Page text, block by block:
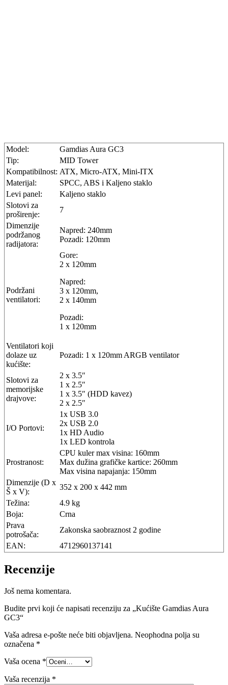
Model:
Gamdias Aura GC3
Tip:
MID Tower
Kompatibilnost: ATX, Micro-ATX, Mini-ITX
Materijal:
SPCC, ABS i Kaljeno staklo
Levi panel:
Kaljeno staklo
Slotovi za
proširenje:
7
Dimenzije
podržanog
radijatora:
Napred: 240mm
Pozadi: 120mm
Podržani
ventilatori:
Gore:
2 x 120mm
Napred:
3 x 120mm,
2 x 140mm
Pozadi:
1 x 120mm
Ventilatori koji
dolaze uz
kućište:
Pozadi: 1 x 120mm ARGB ventilator
Slotovi za
memorijske
drajvove:
2 x 3.5″
1 x 2.5″
1 x 3.5″ (HDD kavez)
2 x 2.5″
I/O Portovi:
1x USB 3.0
2x USB 2.0
1x HD Audio
1x LED kontrola
Prostranost:
CPU kuler max visina: 160mm
Max dužina grafičke kartice: 260mm
Max visina napajanja: 150mm
Dimenzije (D x
Š x V):
352 x 200 x 442 mm
Težina:
4.9 kg
Boja:
Crna
Prava
potrošača:
Zakonska saobraznost 2 godine
EAN:
4712960137141
Recenzije
Još nema komentara.
Budite prvi koji će napisati recenziju za „Kućište Gamdias Aura
GC3“
Vaša adresa e-pošte neće biti objavljena. Neophodna polja su
označena *
Vaša ocena *
Vaša recenzija *